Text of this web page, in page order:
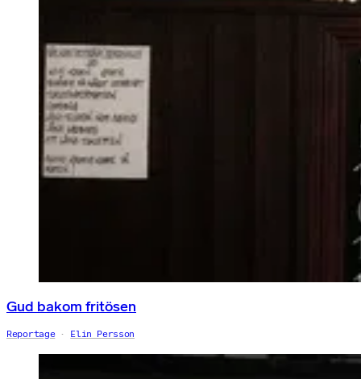
Gud bakom fritösen
Reportage Elin Persson